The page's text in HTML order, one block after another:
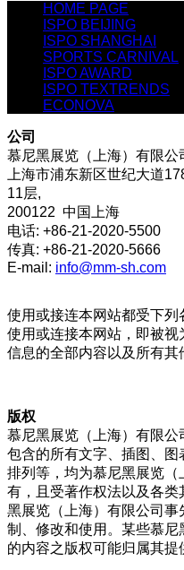
HOME PAGE
ISPO BEIJING
ISPO SHANGHAI
SPORTS CARNIVAL
ISPO AWARD
ISPO TEXTRENDS
ECONOVA
公司
慕尼黑展览（上海）有限公
上海市浦东新区世纪大道
11层,
200122 中国上海
电话: +86-21-2020-5500
传真: +86-21-2020-5666
E-mail: info@mm-sh.com
使用或接连本网站都受下列
使用或连接本网站，即被
信息的全部内容以及所有其
版权
慕尼黑展览（上海）有限
包含的所有文字、插图、
排列等，均为慕尼黑展览
有，且受著作权法以及各
黑展览（上海）有限公司
制、修改和使用。某些慕
的内容之版权可能归属其提